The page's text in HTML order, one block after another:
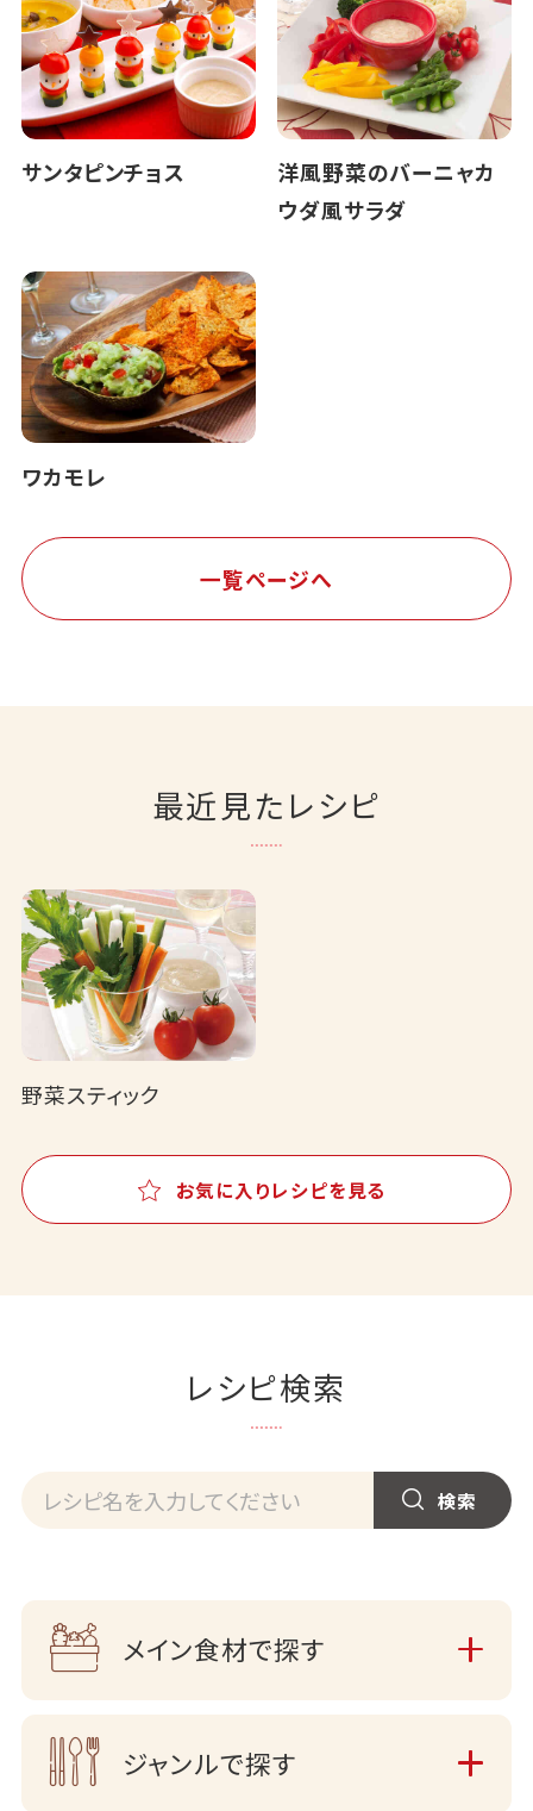
サンタピンチョス
洋風野菜のバーニャカ
ウダ風サラダ
ワカモレ
一覧ページへ
最近見たレシピ
野菜スティック
お気に入りレシピを見る
レシピ検索
メイン食材で探す
ジャンルで探す